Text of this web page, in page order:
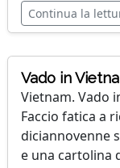
Continua la
Vado in
Vietnam. Vado
Faccio fatica a
diciannovenne
e una cartolina